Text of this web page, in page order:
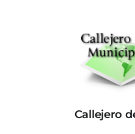
Callejero